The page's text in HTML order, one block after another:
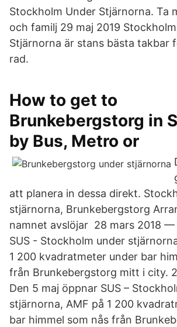
Stockholm Under Stjärnorna. Ta
och familj 29 maj 2019
Stjärnorna är stans bästa takbar
rad.
How to get to
Brunkebergstorg in
by Bus, Metro or
att planera in dessa direkt.
stjärnorna, Brunkebergstorg
namnet avslöjar 28 mars 2018 —
SUS - Stockholm under
1 200 kvadratmeter under bar
från Brunkebergstorg mitt i city.
Den 5 maj öppnar SUS –
stjärnorna, AMF på 1 200
bar himmel som nås från